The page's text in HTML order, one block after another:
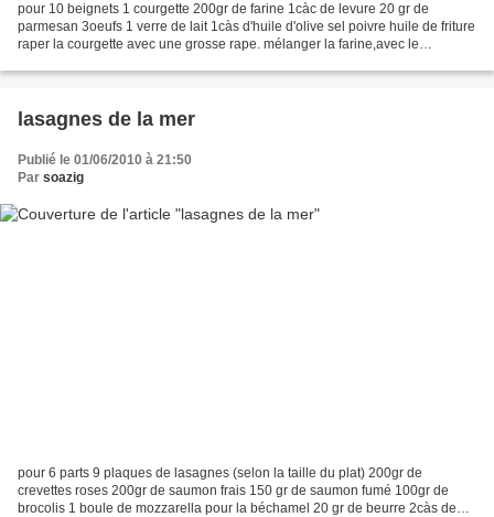
pour 10 beignets 1 courgette 200gr de farine 1càc de levure 20 gr de
parmesan 3oeufs 1 verre de lait 1càs d'huile d'olive sel poivre huile de friture
raper la courgette avec une grosse rape. mélanger la farine,avec le
lasagnes de la mer
Publié le 01/06/2010 à 21:50
Par soazig
pour 6 parts 9 plaques de lasagnes (selon la taille du plat) 200gr de
crevettes roses 200gr de saumon frais 150 gr de saumon fumé 100gr de
brocolis 1 boule de mozzarella pour la béchamel 20 gr de beurre 2càs de